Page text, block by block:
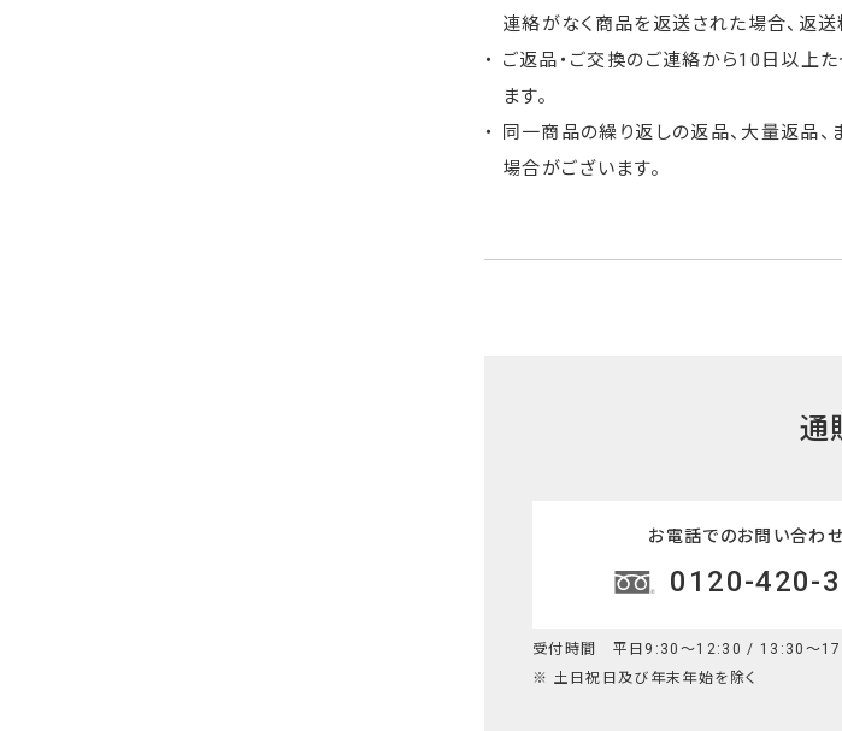
連絡がなく商品を返送された場合、返
・ ご返品・ご交換のご連絡から10日以上
ます。
・ 同一商品の繰り返しの返品、大量返品
場合がございます。
通
お電話でのお問い合わせ
0120-420-
受付時間 平日9:30～12:30 / 13:30～
※ 土日祝日及び年末年始を除く